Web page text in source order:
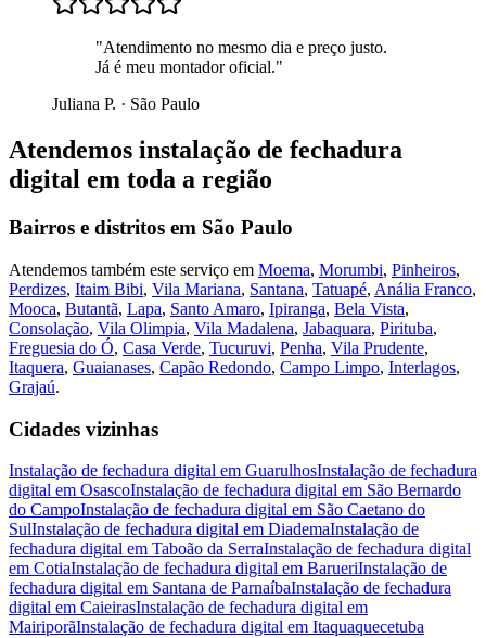
"Atendimento no mesmo dia e preço justo.
Já é meu montador oficial."
Juliana P. · São Paulo
Atendemos instalação de fechadura
digital em toda a região
Bairros e distritos em São Paulo
Atendemos também este serviço em Moema, Morumbi, Pinheiros,
Perdizes, Itaim Bibi, Vila Mariana, Santana, Tatuapé, Anália Franco,
Mooca, Butantã, Lapa, Santo Amaro, Ipiranga, Bela Vista,
Consolação, Vila Olimpia, Vila Madalena, Jabaquara, Pirituba,
Freguesia do Ó, Casa Verde, Tucuruvi, Penha, Vila Prudente,
Itaquera, Guaianases, Capão Redondo, Campo Limpo, Interlagos,
Grajaú.
Cidades vizinhas
Instalação de fechadura digital em GuarulhosInstalação de fechadura
digital em OsascoInstalação de fechadura digital em São Bernardo
do CampoInstalação de fechadura digital em São Caetano do
SulInstalação de fechadura digital em DiademaInstalação de
fechadura digital em Taboão da SerraInstalação de fechadura digital
em CotiaInstalação de fechadura digital em BarueriInstalação de
fechadura digital em Santana de ParnaíbaInstalação de fechadura
digital em CaieirasInstalação de fechadura digital em
MairiporãInstalação de fechadura digital em Itaquaquecetuba